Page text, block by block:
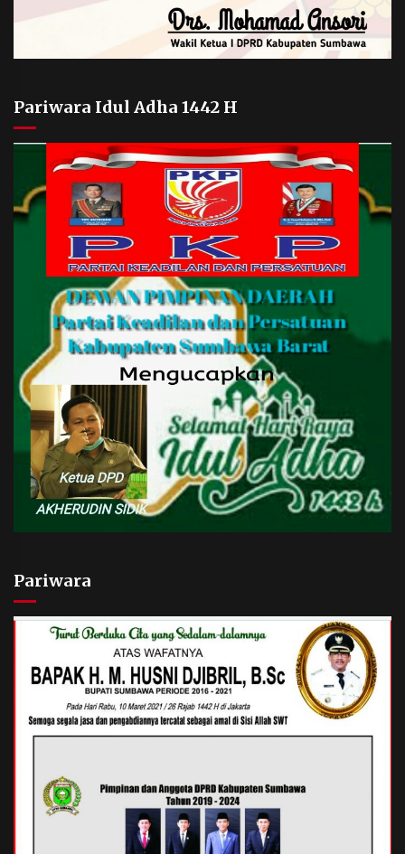
Pariwara Idul Adha 1442 H
Pariwara